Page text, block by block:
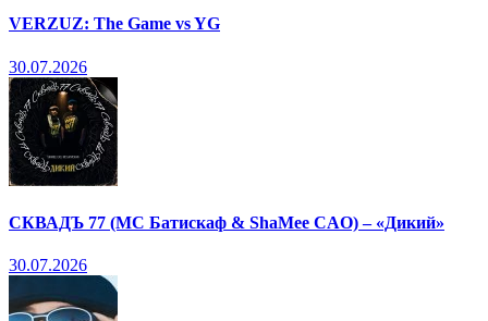
VERZUZ: The Game vs YG
30.07.2026
СКВАДЪ 77 (МС Батискаф & ShaMee CAO) – «Дикий»
30.07.2026